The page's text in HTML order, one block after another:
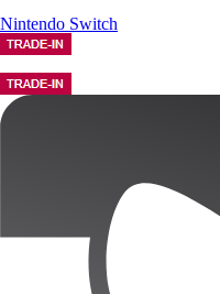
Nintendo Switch